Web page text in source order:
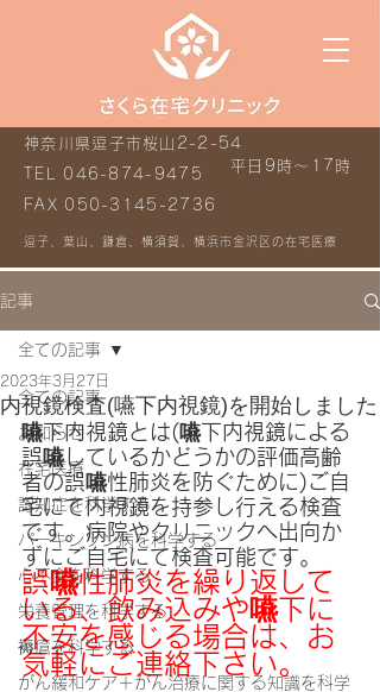
平日9時～17時
神奈川県逗子市桜山2-2-54
TEL 046-874-9475
FAX 050-3145-2736
逗子、葉山、鎌倉、横須賀、横浜市金沢区の在宅医療
記事
全ての記事
お知らせ
在宅医療
認知症を科学する
パーキンソン病を科学する
心不全を科学する
栄養管理を科学する
褥瘡を科学する
がん緩和ケア＋がん治療に関する知識を科学
全ての記事
内視鏡検査(嚥下内視鏡)を開始しました
2023年3月27日
嚥下内視鏡とは(嚥下内視鏡による
誤嚥しているかどうかの評価高齢
者の誤嚥性肺炎を防ぐために)ご自
宅にて内視鏡を持参し行える検査
です。病院やクリニックへ出向か
ずにご自宅にて検査可能です。
誤嚥性肺炎を繰り返して
いる、飲み込みや嚥下に
不安を感じる場合は、お
気軽にご連絡下さい。